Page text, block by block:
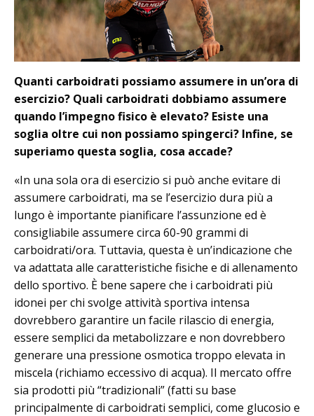
Quanti carboidrati possiamo assumere in un’ora di
esercizio? Quali carboidrati dobbiamo assumere
quando l’impegno fisico è elevato? Esiste una
soglia oltre cui non possiamo spingerci? Infine, se
superiamo questa soglia, cosa accade?
«In una sola ora di esercizio si può anche evitare di
assumere carboidrati, ma se l’esercizio dura più a
lungo è importante pianificare l’assunzione ed è
consigliabile assumere circa 60-90 grammi di
carboidrati/ora. Tuttavia, questa è un’indicazione che
va adattata alle caratteristiche fisiche e di allenamento
dello sportivo. È bene sapere che i carboidrati più
idonei per chi svolge attività sportiva intensa
dovrebbero garantire un facile rilascio di energia,
essere semplici da metabolizzare e non dovrebbero
generare una pressione osmotica troppo elevata in
miscela (richiamo eccessivo di acqua). Il mercato offre
sia prodotti più “tradizionali” (fatti su base
principalmente di carboidrati semplici, come glucosio e